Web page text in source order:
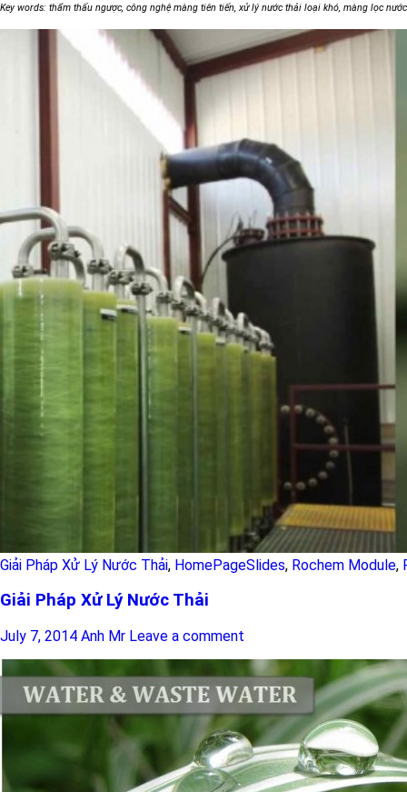
Key words: thẩm thấu ngược, công nghệ màng tiên tiến, xử lý nước thải loại khó, màng lọc
Giải Pháp Xử Lý Nước Thải, HomePageSlides, Rochem Module,
Giải Pháp Xử Lý Nước Thải
July 7, 2014 Anh Mr Leave a comment